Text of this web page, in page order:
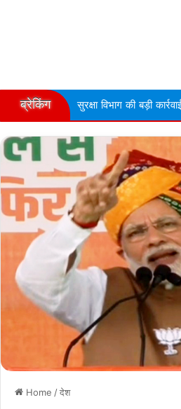
ब्रेकिंग
की बड़ी कार्रवाई, अमानक स्तर पर ...
Home /देश